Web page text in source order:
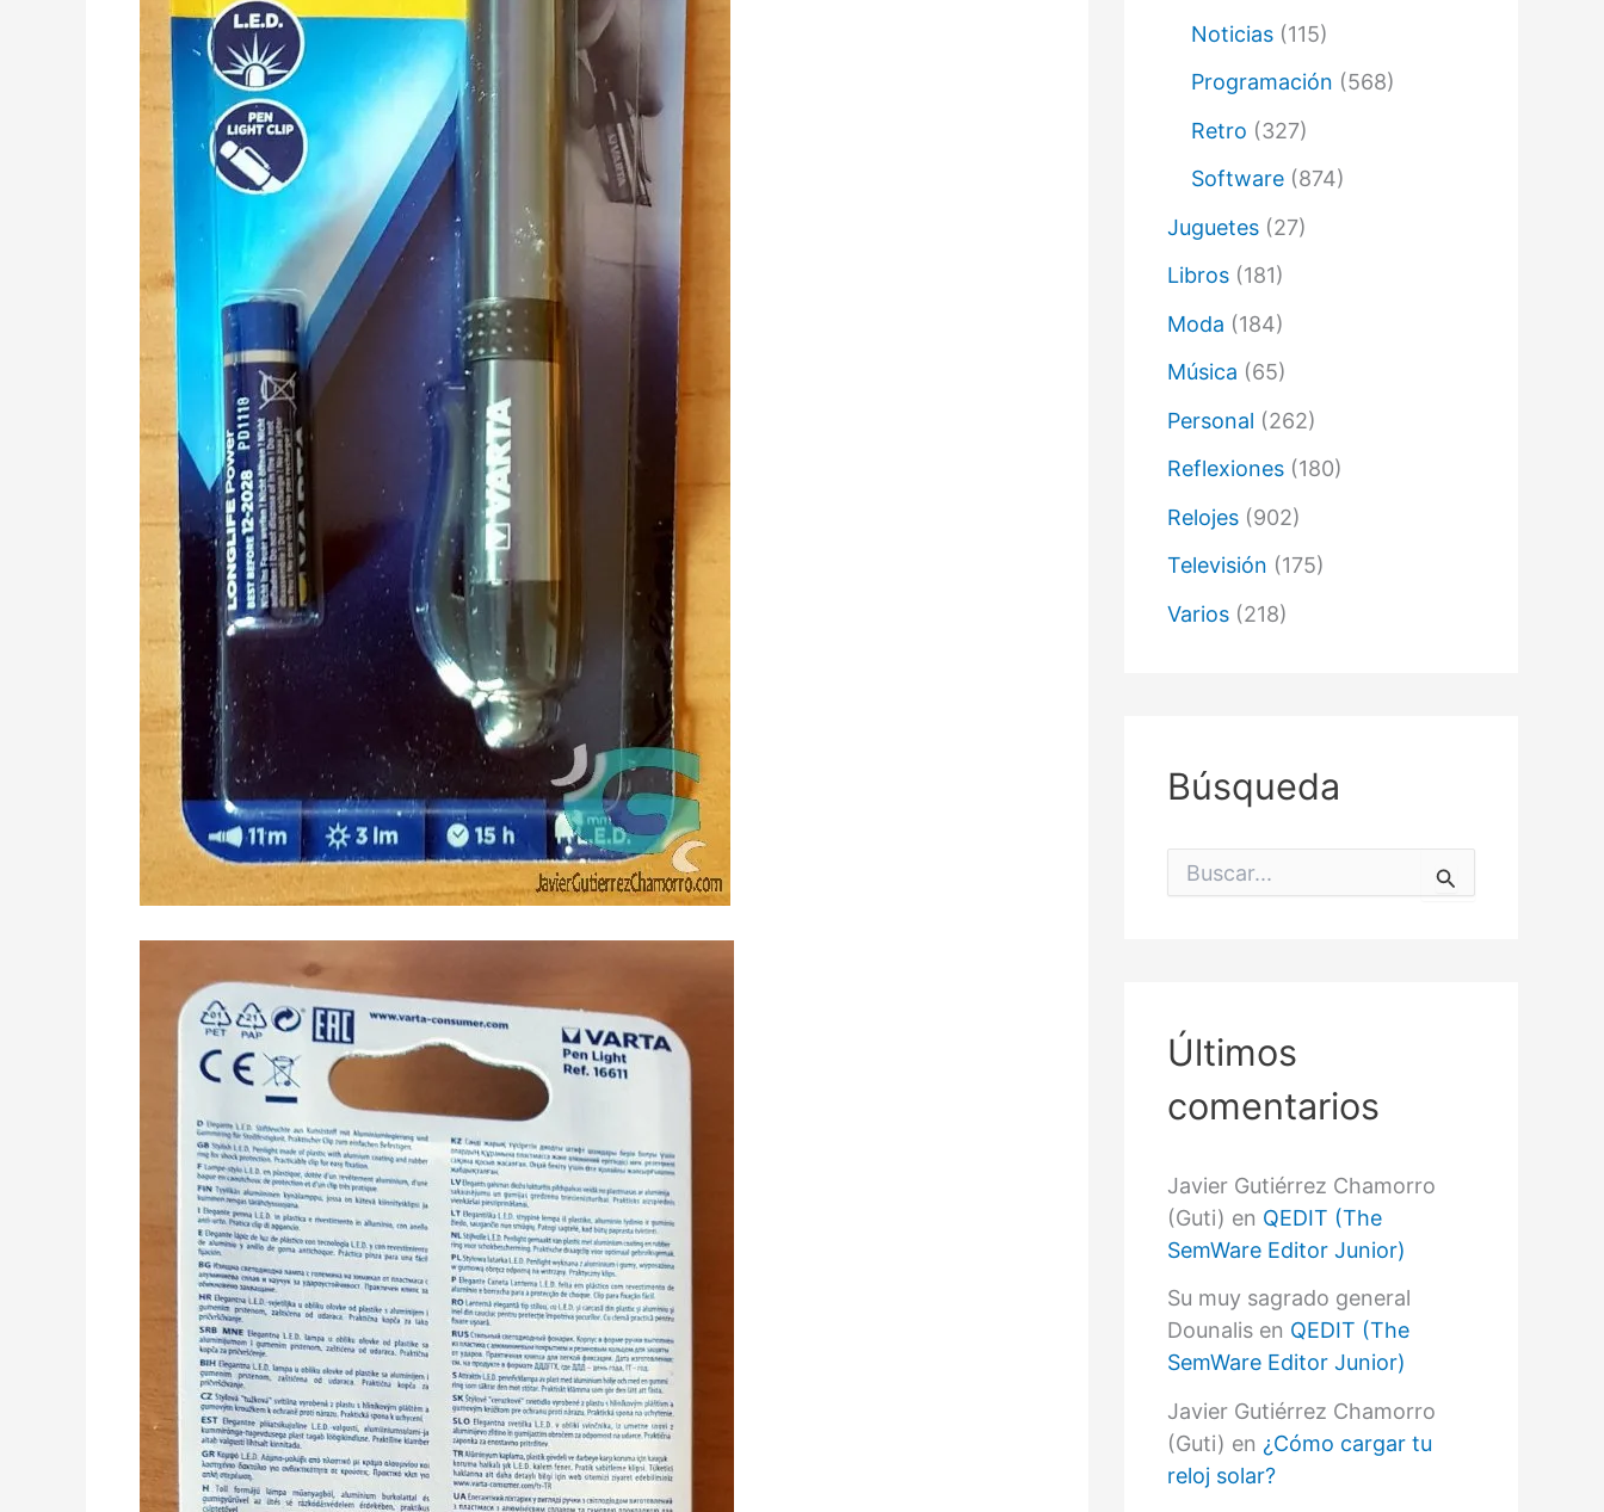
Noticias (115)
Programación (568)
Retro (327)
Software (874)
Juguetes (27)
Libros (181)
Moda (184)
Música (65)
Personal (262)
Reflexiones (180)
Relojes (902)
Televisión (175)
Varios (218)
Búsqueda
Últimos
comentarios
Javier Gutiérrez Chamorro
(Guti) en QEDIT (The
SemWare Editor Junior)
Su muy sagrado general
Dounalis en QEDIT (The
SemWare Editor Junior)
Javier Gutiérrez Chamorro
(Guti) en ¿Cómo cargar tu
reloj solar?